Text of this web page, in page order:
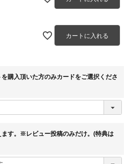
カートに入れる
購入頂いた方のみカードをご選択くださ
ます。※レビュー投稿のみだけ。(特典は